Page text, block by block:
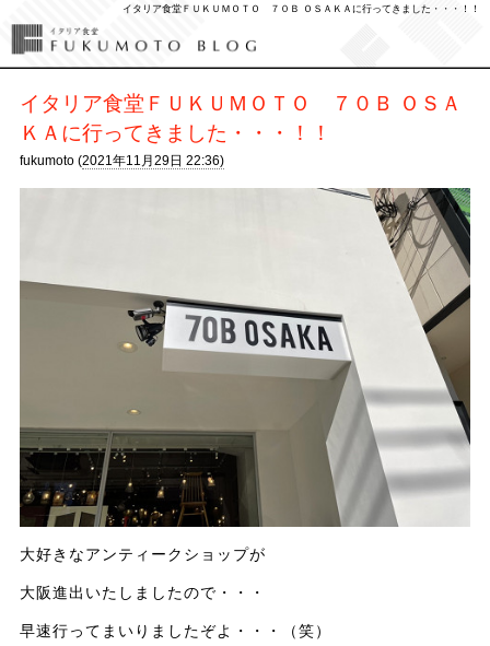
イタリア食堂ＦＵＫＵＭＯＴＯ ７０Ｂ ＯＳＡＫＡに行ってきました・・・！！
イタリア食堂ＦＵＫＵＭＯＴＯ ７０Ｂ ＯＳＡ
ＫＡに行ってきました・・・！！
fukumoto (2021年11月29日 22:36)
大好きなアンティークショップが
大阪進出いたしましたので・・・
早速行ってまいりましたぞよ・・・（笑）